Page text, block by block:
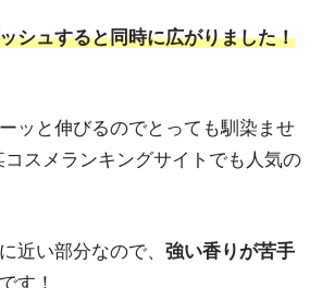
シュすると同時に広がりました！
ッと伸びるのでとっても馴染ませ
スメランキングサイトでも人気の
近い部分なので、 強い香りが苦手
す！